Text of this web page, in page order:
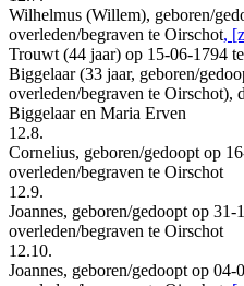
Wilhelmus (Willem), geboren/
overleden/begraven te Oirschot,
Trouwt (44 jaar) op 15-06-1794
Biggelaar (33 jaar, geboren/
overleden/begraven te Oirschot),
Biggelaar en Maria Erven
12.8.
Cornelius, geboren/gedoopt op
overleden/begraven te Oirschot
12.9.
Joannes, geboren/gedoopt op
overleden/begraven te Oirschot
12.10.
Joannes, geboren/gedoopt op